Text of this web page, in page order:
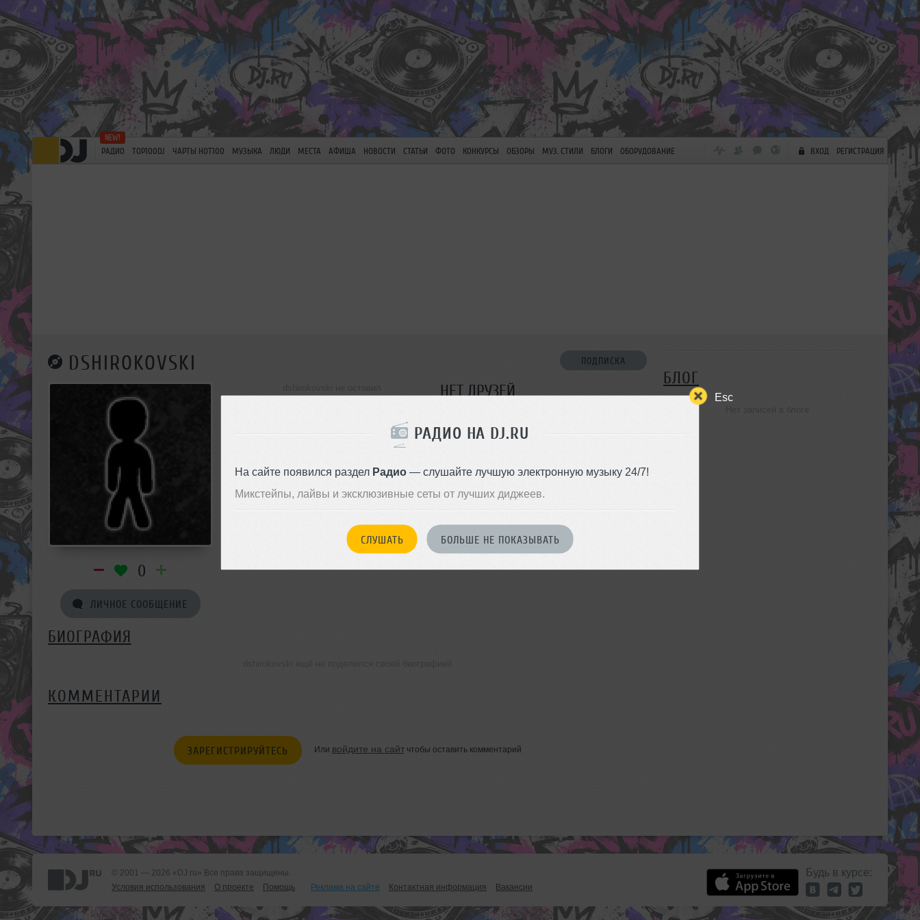
Esc
РАДИО НА DJ.RU
На сайте появился раздел Радио— слушайте лучшую электронную музыку 24/7!
Микстейпы, лайвы и эксклюзивные сеты от лучших диджеев.
СЛУШАТЬ БОЛЬШЕ НЕ ПОКАЗЫВАТЬ
РАДИО TOP100DJ ЧАРТЫ HOT100 МУЗЫКА ЛЮДИ МЕСТА АФИША НОВОСТИ СТАТЬИ ФОТО КОНКУРСЫ ОБЗОРЫ МУЗ. СТИЛИ БЛОГИ ОБОРУДОВАНИЕ ВХОД РЕГИСТРАЦИЯ
DSHIROKOVSKI ПОДПИСКА
0
ЛИЧНОЕ СООБЩЕНИЕ
НЕТ ДРУЗЕЙ
БИОГРАФИЯ
КОММЕНТАРИИ
ЗАРЕГИСТРИРУЙТЕСЬ Или войдите на сайтчтобы оставить комментарий
БЛОГ
© 2001 — 2026 «DJ.ru» Все права защищены.
Условия использования
О проекте Помощь Реклама на сайте Контактная информация Вакансии
Будь в курсе: